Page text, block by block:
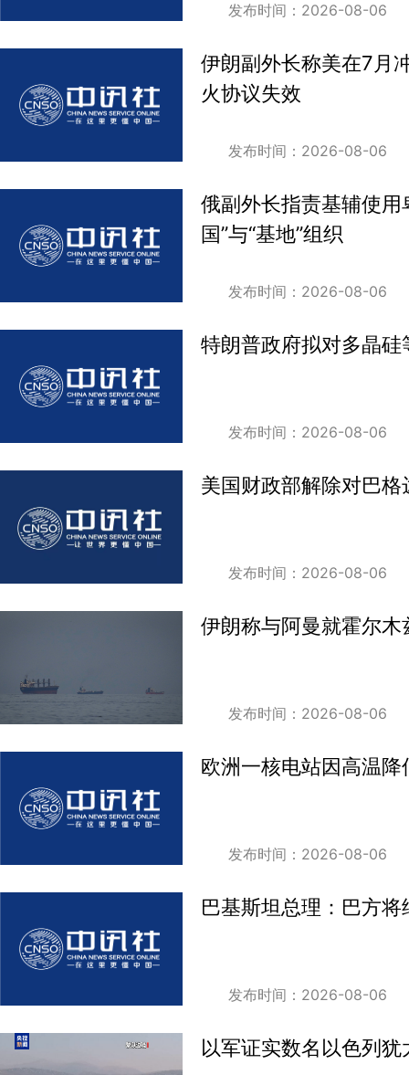
发布时间：2026-08-06
伊朗副外长称美在7月
火协议失效
发布时间：2026-08-06
俄副外长指责基辅使用
国”与“基地”组织
发布时间：2026-08-06
特朗普政府拟对多晶
发布时间：2026-08-06
美国财政部解除对巴
发布时间：2026-08-06
伊朗称与阿曼就霍尔
发布时间：2026-08-06
欧洲一核电站因高温降
发布时间：2026-08-06
巴基斯坦总理：巴方
发布时间：2026-08-06
以军证实数名以色列